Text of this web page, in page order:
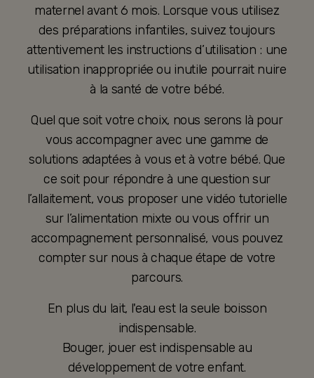
maternel avant 6 mois. Lorsque vous utilisez
des préparations infantiles, suivez toujours
attentivement les instructions d’utilisation : une
utilisation inappropriée ou inutile pourrait nuire
à la santé de votre bébé.
Quel que soit votre choix, nous serons là pour
vous accompagner avec une gamme de
solutions adaptées à vous et à votre bébé. Que
ce soit pour répondre à une question sur
l’allaitement, vous proposer une vidéo tutorielle
sur l’alimentation mixte ou vous offrir un
accompagnement personnalisé, vous pouvez
compter sur nous à chaque étape de votre
parcours.
En plus du lait, l'eau est la seule boisson
indispensable.
Bouger, jouer est indispensable au
développement de votre enfant.